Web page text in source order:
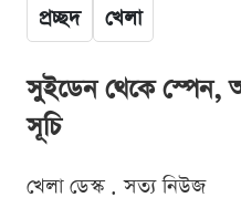
প্রচ্ছদ খেলা
সুইডেন থেকে স্পেন,
সূচি
খেলা ডেস্ক . সত্য নিউজ